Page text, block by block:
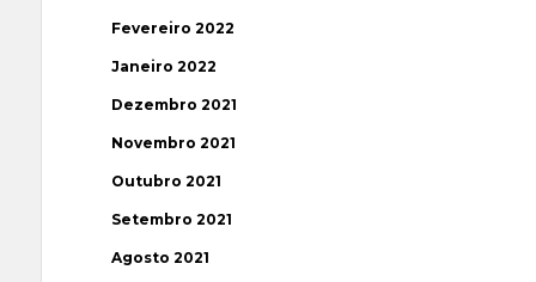
Fevereiro 2022
Janeiro 2022
Dezembro 2021
Novembro 2021
Outubro 2021
Setembro 2021
Agosto 2021